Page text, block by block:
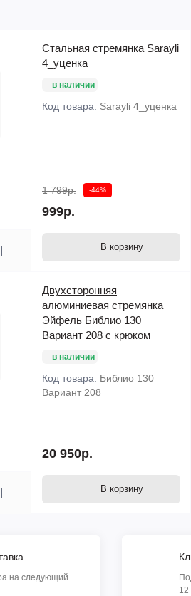
Стальная стремянка Sarayli
4_уценка
в наличии
Код товара: Sarayli 4_уценка
1 799р. -44%
999р.
В корзину
Двухсторонняя
алюминиевая стремянка
Эйфель Библио 130
Вариант 208 с крюком
в наличии
Код товара: Библио 130
Вариант 208
20 950р.
В корзину
на следующий
12